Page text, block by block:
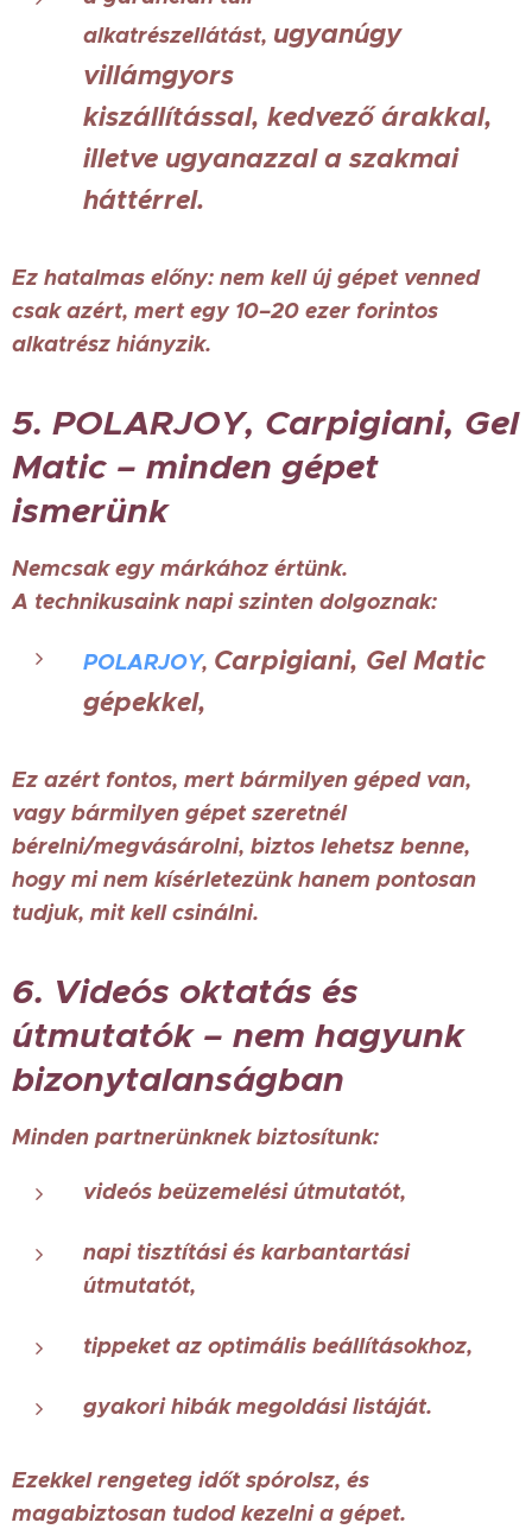
alkatrészellátást, ugyanúgy
villámgyors
kiszállítással, kedvező árakkal,
illetve ugyanazzal a szakmai
háttérrel.
Ez hatalmas előny: nem kell új gépet venned
csak azért, mert egy 10–20 ezer forintos
alkatrész hiányzik.
5. POLARJOY, Carpigiani, Gel
Matic – minden gépet
ismerünk
Nemcsak egy márkához értünk.
A technikusaink napi szinten dolgoznak:
POLARJOY, Carpigiani, Gel Matic
gépekkel,
Ez azért fontos, mert bármilyen géped van,
vagy bármilyen gépet szeretnél
bérelni/megvásárolni, biztos lehetsz benne,
hogy mi nem kísérletezünk hanem pontosan
tudjuk, mit kell csinálni.
6. Videós oktatás és
útmutatók – nem hagyunk
bizonytalanságban
Minden partnerünknek biztosítunk:
videós beüzemelési útmutatót,
napi tisztítási és karbantartási
útmutatót,
tippeket az optimális beállításokhoz,
gyakori hibák megoldási listáját.
Ezekkel rengeteg időt spórolsz, és
magabiztosan tudod kezelni a gépet.